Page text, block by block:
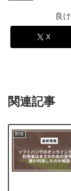
良
X
関連記事
野球